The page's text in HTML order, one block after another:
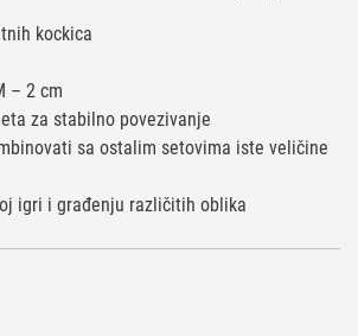
kockica
– 2 cm
za stabilno povezivanje
sa ostalim setovima iste veličine
igri i građenju različitih oblika